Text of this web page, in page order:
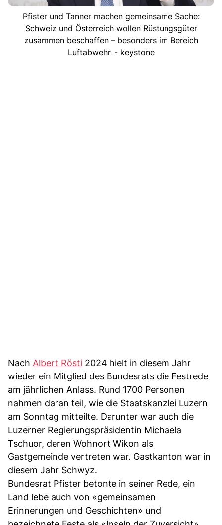
Pfister und Tanner machen gemeinsame Sache:
Schweiz und Österreich wollen Rüstungsgüter
zusammen beschaffen – besonders im Bereich
Luftabwehr. - keystone
Nach Albert Rösti 2024 hielt in diesem Jahr
wieder ein Mitglied des Bundesrats die Festrede
am jährlichen Anlass. Rund 1700 Personen
nahmen daran teil, wie die Staatskanzlei Luzern
am Sonntag mitteilte. Darunter war auch die
Luzerner Regierungspräsidentin Michaela
Tschuor, deren Wohnort Wikon als
Gastgemeinde vertreten war. Gastkanton war in
diesem Jahr Schwyz.
Bundesrat Pfister betonte in seiner Rede, ein
Land lebe auch von «gemeinsamen
Erinnerungen und Geschichten» und